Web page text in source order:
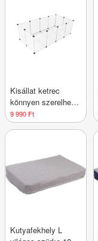
Kisállat ketrec
könnyen szerelhető
átlátszó 143×73×46
cm
9 990 Ft
Kutyafekhely L